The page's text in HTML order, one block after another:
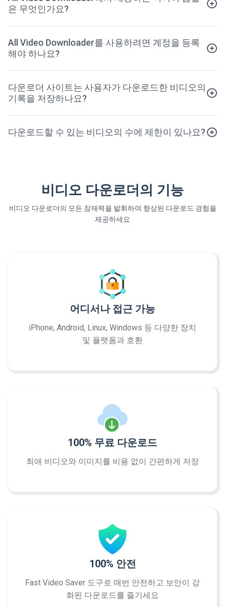
은 무엇인가요?
All Video Downloader를 사용하려면 계정을 등록
해야 하나요?
다운로더 사이트는 사용자가 다운로드한 비디오의
기록을 저장하나요?
다운로드할 수 있는 비디오의 수에 제한이 있나요?
비디오 다운로더의 기능
비디오 다운로더의 모든 잠재력을 발휘하여 향상된 다운로드 경험을
제공하세요
어디서나 접근 가능
iPhone, Android, Linux, Windows 등 다양한 장치
및 플랫폼과 호환
100% 무료 다운로드
최애 비디오와 이미지를 비용 없이 간편하게 저장
100% 안전
Fast Video Saver 도구로 매번 안전하고 보안이 강
화된 다운로드를 즐기세요